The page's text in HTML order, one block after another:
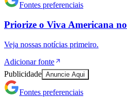
Fontes preferenciais
Priorize o Viva Americana no
Veja nossas notícias primeiro.
Adicionar fonte
Publicidade Anuncie Aqui
Fontes preferenciais